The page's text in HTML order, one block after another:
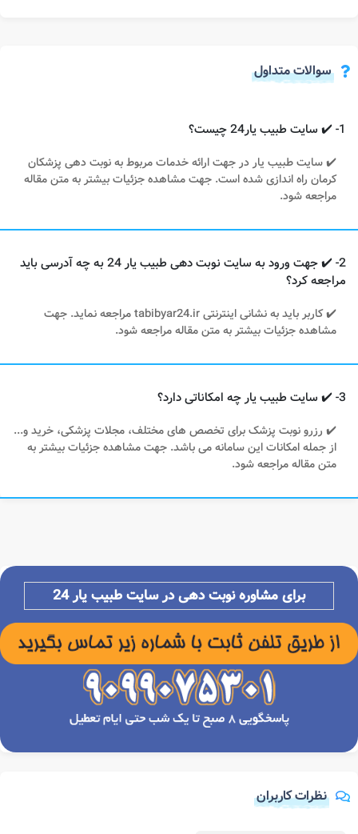
سوالات متداول
1- ✔️ سایت طبیب یار24 چیست؟
✔️ سایت طبیب یار در جهت ارائه خدمات مربوط به نوبت دهی پزشکان
کرمان راه اندازی شده است. جهت مشاهده جزئیات بیشتر به متن مقاله
مراجعه شود.
2- ✔️ جهت ورود به سایت نوبت دهی طبیب یار 24 به چه آدرسی باید
مراجعه کرد؟
✔️ کاربر باید به نشانی اینترنتی tabibyar24.ir مراجعه نماید. جهت
مشاهده جزئیات بیشتر به متن مقاله مراجعه شود.
3- ✔️ سایت طبیب یار چه امکاناتی دارد؟
✔️ رزرو نوبت پزشک برای تخصص های مختلف، مجلات پزشکی، خرید و...
از جمله امکانات این سامانه می باشد. جهت مشاهده جزئیات بیشتر به
متن مقاله مراجعه شود.
برای مشاوره نوبت دهی در سایت طبیب یار 24
نظرات کاربران